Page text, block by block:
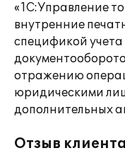
«1С:Управление
внутренние
спецификой
отражению
юридическими
дополнительных
Отзыв клиента